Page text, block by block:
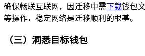
确保畅联互联网，因迁移中需下载钱包
等操作，稳定网络是迁移顺利的根基。
（三）洞悉目标钱包